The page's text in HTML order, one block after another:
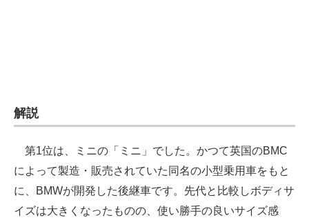
電子設計の基本と応用
建設×テクノロジーの最前線
ちょっと気になるネットの話題
解説
第1位は、ミニの「ミニ」でした。かつて英国のBMC
によって製造・販売されていた同名の小型乗用車をもと
に、BMWが開発した後継車です。先代と比較しボディサ
イズは大きくなったものの、使い勝手の良いサイズ感